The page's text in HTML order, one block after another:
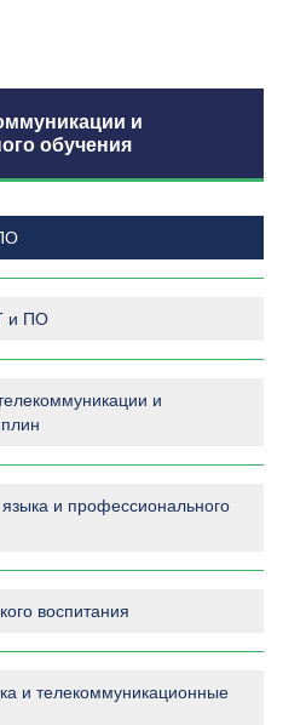
и
обучения
и ПО
и
и профессионального
воспитания
и телекоммуникационные